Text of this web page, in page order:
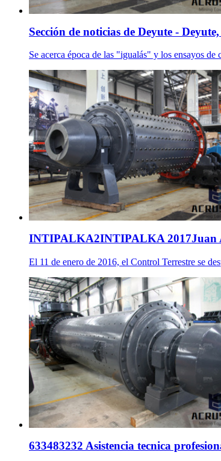
Sección de noticias de Deyute -
Se acerca época de las "igualás" y los ensayos
INTIPALKA2INTIPALKA 2017Juan
El 11 de enero de 2016, el Control Terrestre se
633483232 Asistencia tecnica